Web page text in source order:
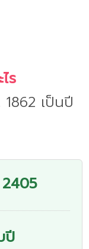
ร
เป็นปี
ปี